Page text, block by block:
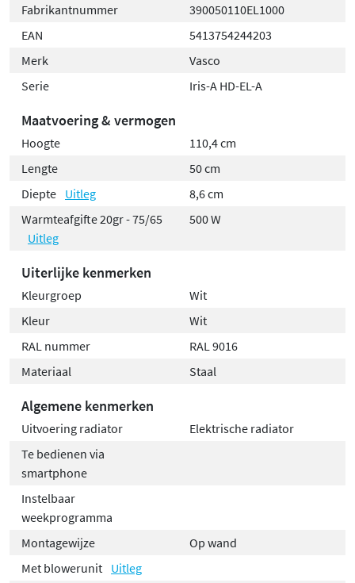
Fabrikantnummer
390050110EL1000
EAN
5413754244203
Merk
Vasco
Serie
Iris-A HD-EL-A
Maatvoering & vermogen
Hoogte
110,4 cm
Lengte
50 cm
Diepte Uitleg
8,6 cm
Warmteafgifte 20gr - 75/65
Uitleg
500 W
Uiterlijke kenmerken
Kleurgroep
Wit
Kleur
Wit
RAL nummer
RAL 9016
Materiaal
Staal
Algemene kenmerken
Uitvoering radiator
Elektrische radiator
Te bedienen via
smartphone
Instelbaar
weekprogramma
Montagewijze
Op wand
Met blowerunit Uitleg